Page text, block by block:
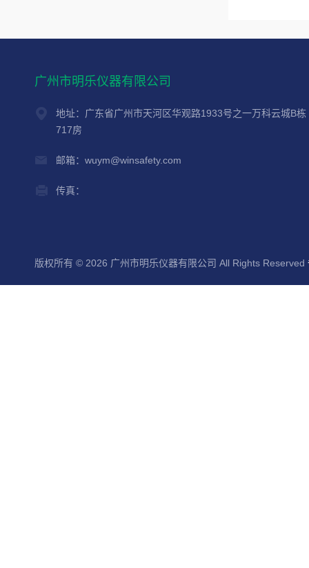
广州市明乐仪器有限公司
地址：广东省广州市天河区华观路1933号之一万科云城B栋
717房
邮箱：wuym@winsafety.com
传真：
版权所有 © 2026 广州市明乐仪器有限公司 All Rights Reserved